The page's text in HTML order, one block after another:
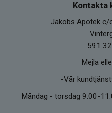
Kontakta
Jakobs Apotek c/
591
Mejla
-Vår
Måndag - torsdag 9.00-